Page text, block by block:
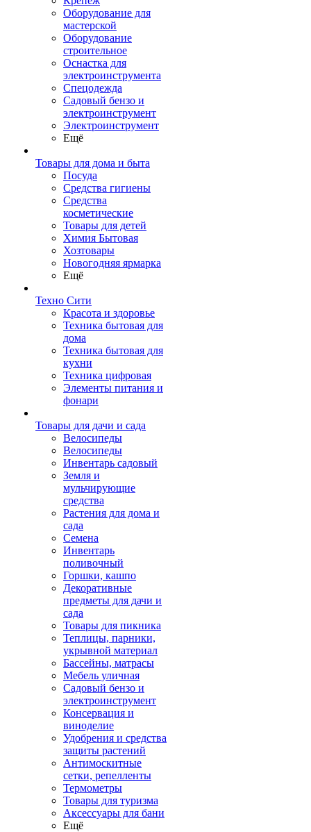
Оборудование для
мастерской
Оборудование
строительное
Оснастка для
электроинструмента
Спецодежда
Садовый бензо и
электроинструмент
Электроинструмент
Ещё
Товары для дома и быта
Посуда
Средства гигиены
Средства
косметические
Товары для детей
Химия Бытовая
Хозтовары
Новогодняя ярмарка
Ещё
Техно Сити
Красота и здоровье
Техника бытовая для
дома
Техника бытовая для
кухни
Техника цифровая
Элементы питания и
фонари
Товары для дачи и сада
Велосипеды
Велосипеды
Инвентарь садовый
Земля и
мульчирующие
средства
Растения для дома и
сада
Семена
Инвентарь
поливочный
Горшки, кашпо
Декоративные
предметы для дачи и
сада
Товары для пикника
Теплицы, парники,
укрывной материал
Бассейны, матрасы
Мебель уличная
Садовый бензо и
электроинструмент
Консервация и
виноделие
Удобрения и средства
защиты растений
Антимоскитные
сетки, репелленты
Термометры
Товары для туризма
Аксессуары для бани
Ещё